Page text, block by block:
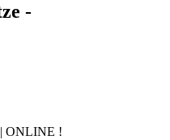
-
| ONLINE !